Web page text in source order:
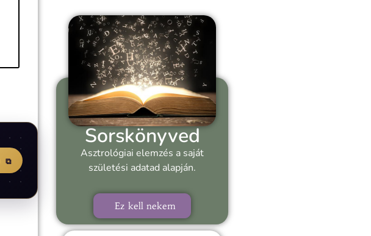
Sorskönyved
Asztrológiai elemzés a saját
születési adatad alapján.
Ez kell nekem